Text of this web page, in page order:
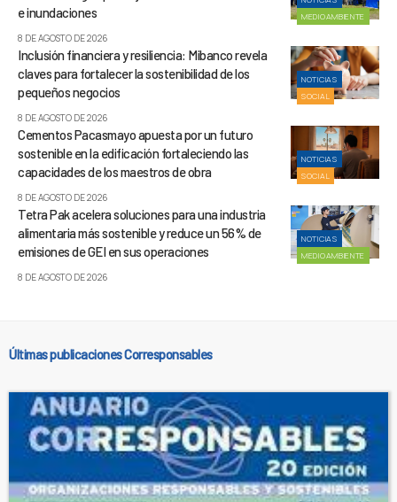
MEDIOAMBIENTE
e inundaciones
8 DE AGOSTO DE 2026
NOTICIAS
SOCIAL
Inclusión financiera y resiliencia: Mibanco revela
claves para fortalecer la sostenibilidad de los
pequeños negocios
8 DE AGOSTO DE 2026
NOTICIAS
SOCIAL
Cementos Pacasmayo apuesta por un futuro
sostenible en la edificación fortaleciendo las
capacidades de los maestros de obra
8 DE AGOSTO DE 2026
NOTICIAS
MEDIOAMBIENTE
Tetra Pak acelera soluciones para una industria
alimentaria más sostenible y reduce un 56% de
emisiones de GEI en sus operaciones
8 DE AGOSTO DE 2026
Últimas publicaciones Corresponsables